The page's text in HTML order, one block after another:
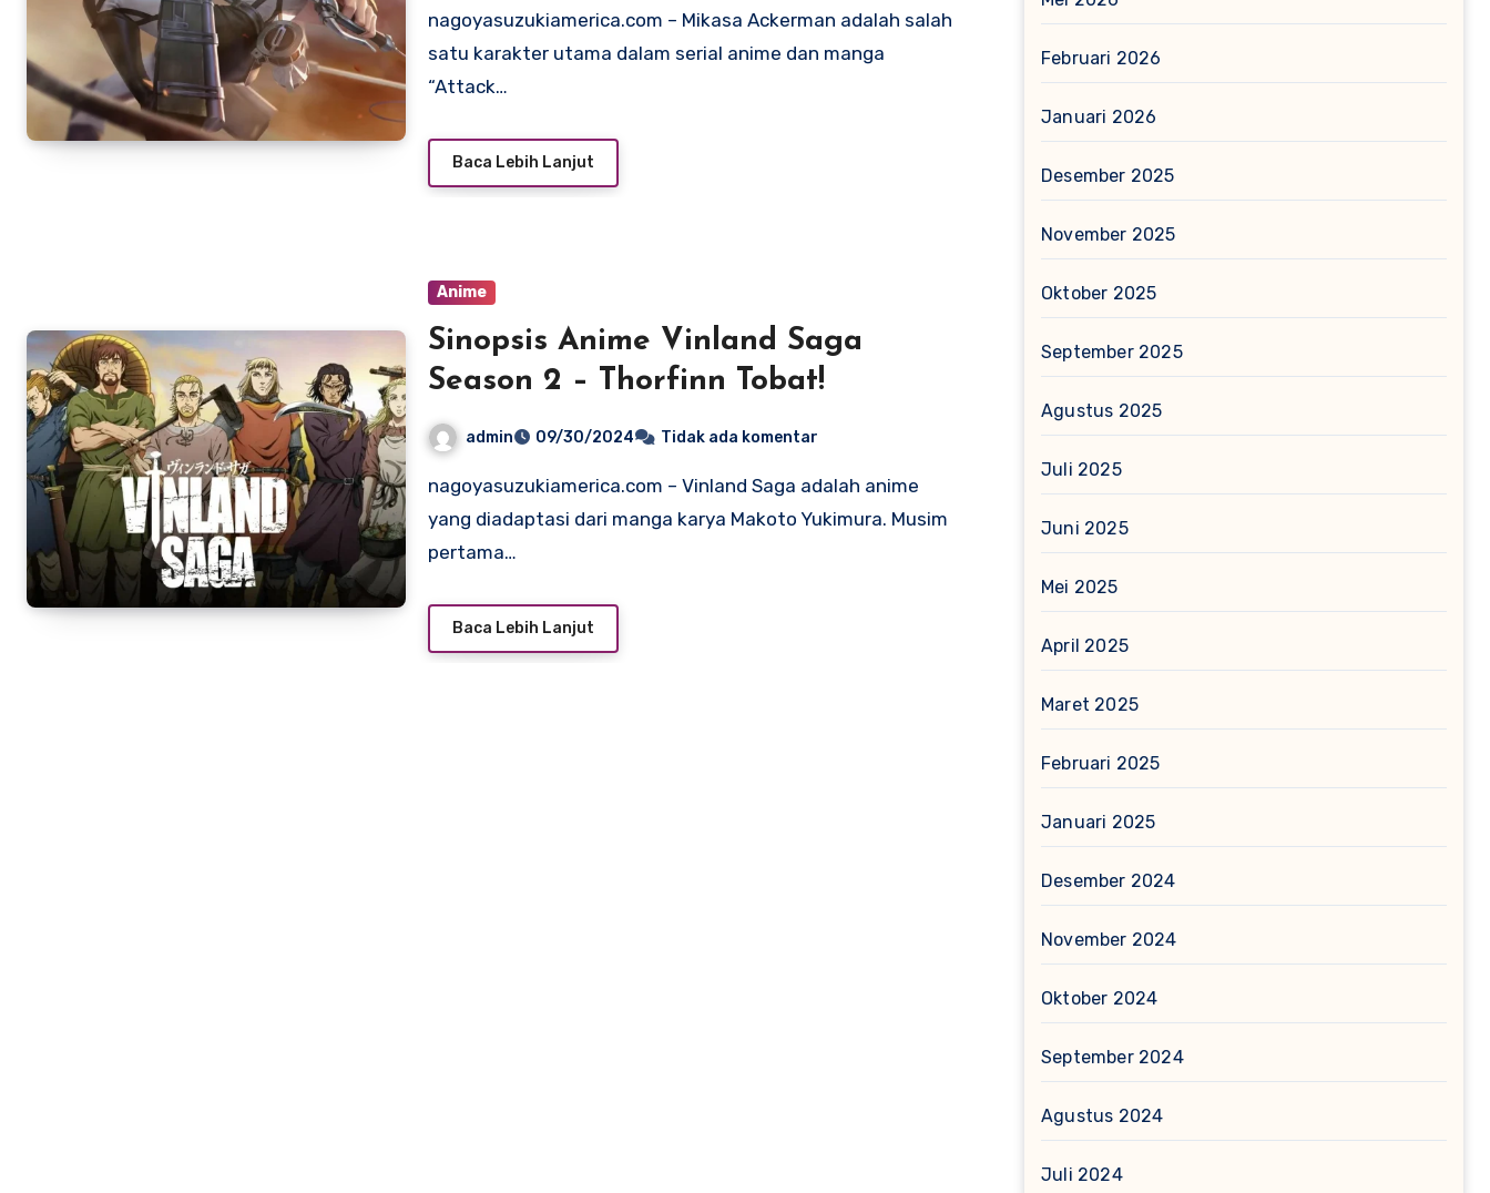
nagoyasuzukiamerica.com – Mikasa Ackerman adalah salah
satu karakter utama dalam serial anime dan manga
“Attack…
Baca Lebih Lanjut
Anime
Sinopsis Anime Vinland Saga
Season 2 – Thorfinn Tobat!
admin 09/30/2024 Tidak ada komentar
nagoyasuzukiamerica.com – Vinland Saga adalah anime
yang diadaptasi dari manga karya Makoto Yukimura. Musim
pertama…
Baca Lebih Lanjut
Februari 2026
Januari 2026
Desember 2025
November 2025
Oktober 2025
September 2025
Agustus 2025
Juli 2025
Juni 2025
Mei 2025
April 2025
Maret 2025
Februari 2025
Januari 2025
Desember 2024
November 2024
Oktober 2024
September 2024
Agustus 2024
Juli 2024